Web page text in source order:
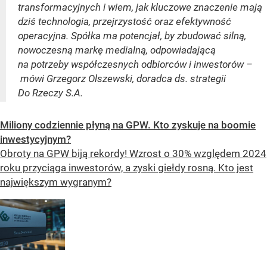
transformacyjnych i wiem, jak kluczowe znaczenie mają
dziś technologia, przejrzystość oraz efektywność
operacyjna. Spółka ma potencjał, by zbudować silną,
nowoczesną markę medialną, odpowiadającą
na potrzeby współczesnych odbiorców i inwestorów –
mówi Grzegorz Olszewski, doradca ds. strategii
Do Rzeczy S.A.
Miliony codziennie płyną na GPW. Kto zyskuje na boomie
inwestycyjnym?
Obroty na GPW biją rekordy! Wzrost o 30% względem 2024
roku przyciąga inwestorów, a zyski giełdy rosną. Kto jest
największym wygranym?